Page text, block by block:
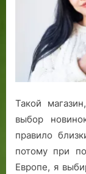
Такой
выбор
правило
потому при
Европе, я